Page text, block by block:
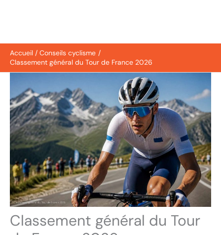
Accueil
Conseils cyclisme
Classement général du Tour de France 2026
Classement général du Tour